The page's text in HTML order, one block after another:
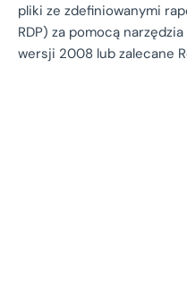
pliki ze zdefiniowanymi
RDP) za pomocą
wersji 2008 lub zalecane